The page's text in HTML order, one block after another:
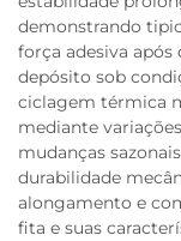
demonstrando
força adesiva
depósito sob
ciclagem térmica
mediante
mudanças
durabilidade
alongamento e
fita e suas